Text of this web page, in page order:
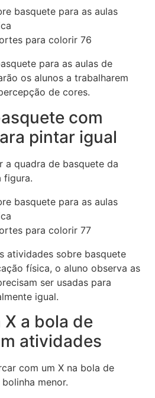
para colorir 76
para as aulas de
os alunos a trabalharem
de cores.
com
pintar igual
a quadra de basquete da
figura.
para colorir 77
atividades sobre basquete
física, o aluno observa as
ser usadas para
igual.
a bola de
atividades
com um X na bola de
menor.